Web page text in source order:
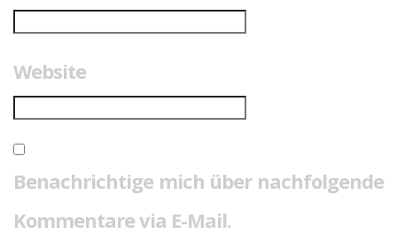
Website
Benachrichtige mich über nachfolgende
Kommentare via E-Mail.